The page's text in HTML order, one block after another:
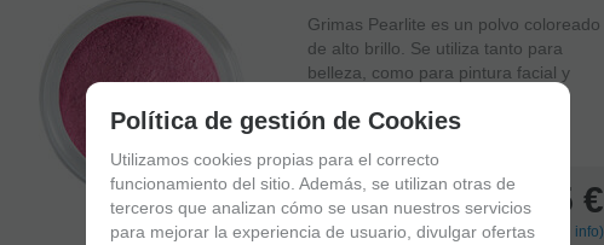
Grimas Pearlite es un polvo coloreado
de alto brillo. Se utiliza tanto para
belleza, como para pintura facial y
6,95 €
21.00%VAT included (+Shipping info)
Política de gestión de Cookies
Utilizamos cookies propias para el correcto
funcionamiento del sitio. Además, se utilizan otras de
terceros que analizan cómo se usan nuestros servicios
para mejorar la experiencia de usuario, divulgar ofertas